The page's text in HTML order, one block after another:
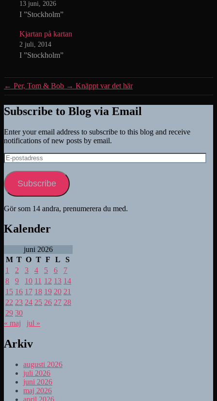
13 juni, 2026
I ”Stockholm”
Kjartan på kartan
2 juli, 2014
I ”Stockholm”
← Per, Tom & Bob → Knäppt var det här
Subscribe to Blog via Email
Enter your email address to subscribe to this blog and receive
notifications of new posts by email.
E-
postadress
Subscribe
Gör som 14 andra, prenumerera du med.
Kalender
juni 2026
M T O T F L
S
1
2 3 4 5 6
7
8
9 10 11 12 13 14
15 16 17 18 19 20 21
22 23 24 25 26 27 28
29 30
« maj
jul »
Arkiv
augusti 2026
juli 2026
juni 2026
maj 2026